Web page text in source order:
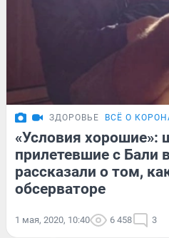
ЗДОРОВЬЕ ВСЁ О
«Условия хорошие»:
прилетевшие с Бали
рассказали о том,
обсерваторе
1 мая, 2020, 10:40 6 458 3